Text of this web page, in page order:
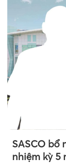
SASCO bổ
nhiệm kỳ 5